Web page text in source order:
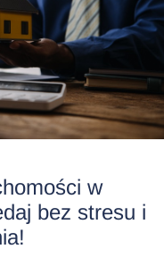
w
bez stresu i